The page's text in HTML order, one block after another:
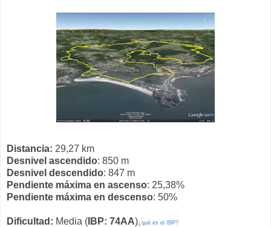
Distancia: 29,27 km
Desnivel ascendido: 850 m
Desnivel descendido: 847 m
Pendiente máxima en ascenso: 25,38%
Pendiente máxima en descenso: 50%
Dificultad: Media ( IBP: 74AA)¿qué es el IBP?